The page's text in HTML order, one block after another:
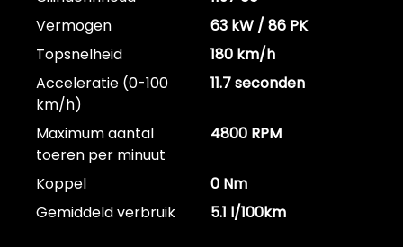
Vermogen
63 kW / 86 PK
Topsnelheid
180 km/h
Acceleratie (0-100
km/h)
11.7 seconden
Maximum aantal
toeren per minuut
4800 RPM
Koppel
0 Nm
Gemiddeld verbruik
5.1 l/100km